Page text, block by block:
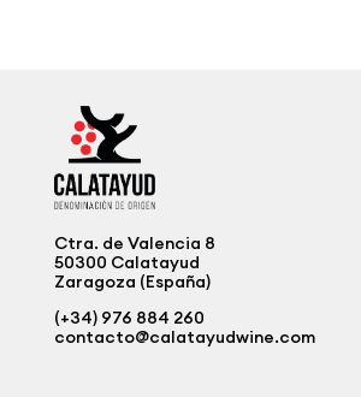
Ctra. de Valencia 8
50300 Calatayud
Zaragoza (España)
(+34) 976 884 260
contacto@calatayudwine.com